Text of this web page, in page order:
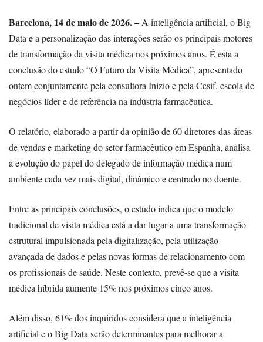
Barcelona, 14 de maio de 2026. – A inteligência artificial, o Big
Data e a personalização das interações serão os principais motores
de transformação da visita médica nos próximos anos. É esta a
conclusão do estudo “O Futuro da Visita Médica”, apresentado
ontem conjuntamente pela consultora Inizio e pela Cesif, escola de
negócios líder e de referência na indústria farmacêutica.
O relatório, elaborado a partir da opinião de 60 diretores das áreas
de vendas e marketing do setor farmacêutico em Espanha, analisa
a evolução do papel do delegado de informação médica num
ambiente cada vez mais digital, dinâmico e centrado no doente.
Entre as principais conclusões, o estudo indica que o modelo
tradicional de visita médica está a dar lugar a uma transformação
estrutural impulsionada pela digitalização, pela utilização
avançada de dados e pelas novas formas de relacionamento com
os profissionais de saúde. Neste contexto, prevê-se que a visita
médica híbrida aumente 15% nos próximos cinco anos.
Além disso, 61% dos inquiridos considera que a inteligência
artificial e o Big Data serão determinantes para melhorar a